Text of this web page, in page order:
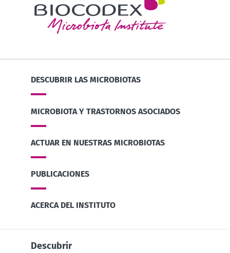
DESCUBRIR LAS MICROBIOTAS
MICROBIOTA Y TRASTORNOS ASOCIADOS
ACTUAR EN NUESTRAS MICROBIOTAS
PUBLICACIONES
ACERCA DEL INSTITUTO
Descubrir